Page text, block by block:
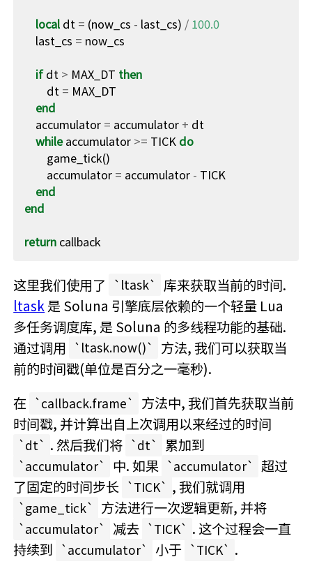
local dt = (now_cs - last_cs) / 100.0
last_cs = now_cs
if dt > MAX_DT then
dt = MAX_DT
end
accumulator = accumulator + dt
while accumulator >= TICK do
game_tick()
accumulator = accumulator - TICK
end
end
return callback
这里我们使用了 ltask
库来获取当前的时间.
ltask是 Soluna 引擎底层依赖的一个轻量 Lua
多任务调度库, 是 Soluna 的多线程功能的基础.
通过调用
ltask.now()
方法, 我们可以获取当
前的时间戳(单位是百分之一毫秒).
在
callback.frame
方法中, 我们首先获取当前
时间戳, 并计算出自上次调用以来经过的时间
dt . 然后我们将 dt 累加到
accumulator 中. 如果 accumulator
超过
了固定的时间步长
TICK , 我们就调用
game_tick 方法进行一次逻辑更新, 并将
accumulator 减去 TICK
. 这个过程会一直
持续到
accumulator 小于 TICK
.